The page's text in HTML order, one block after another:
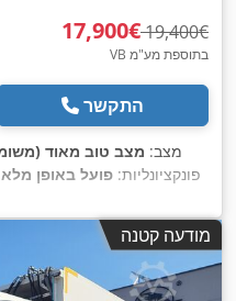
‏17,900 ‏€ ‏19,400 ‏€
VB בתוספת מע"מ
התקשר
מצב: מצב טוב מאוד
, פונקציונליות: פועל באופן מלא
,
משקל טעינה מרבי:1,200 ק"ג ,
בלמים:
הידרוסטטי
, דרגת פליטה:
הידראוליקה, הנעה בכל
מודעה קטנה